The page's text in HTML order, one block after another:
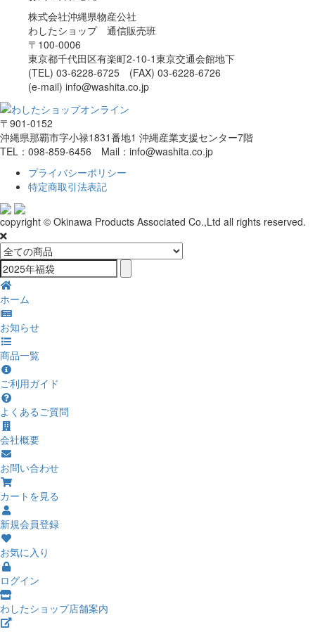
株式会社沖縄県物産公社
わしたショップ 通信販売班
〒100-0006
東京都千代田区有楽町2-10-1東京交通会館地下
(TEL) 03-6228-6725 (FAX) 03-6228-6726
(e-mail) info@washita.co.jp
〒901-0152
沖縄県那覇市字小禄1831番地1 沖縄産業支援センター7階
TEL：098-859-6456 Mail：info@washita.co.jp
プライバシーポリシー
特定商取引法表記
copyright © Okinawa Products Associated Co.,Ltd all rights reserved.
ホーム
お知らせ
商品一覧
ご利用ガイド
よくあるご質問
会社概要
お問い合わせ
カートを見る
新規会員登録
お気に入り
ログイン
わしたショップ店舗案内